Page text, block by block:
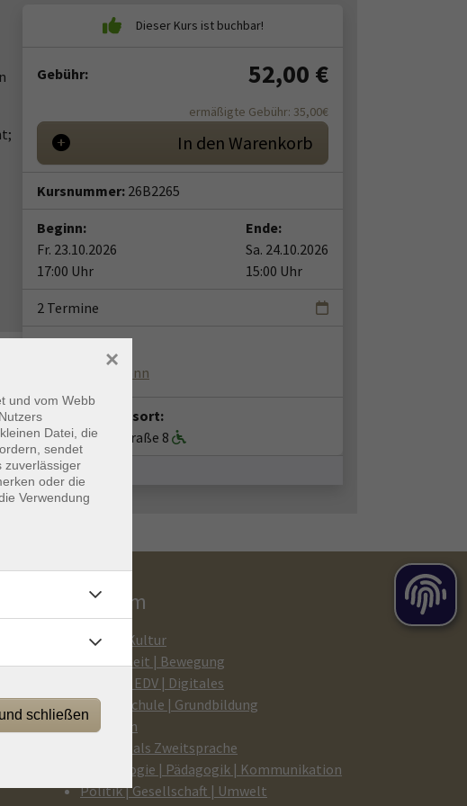
Gebühr: 52,00 €
ermäßigte Gebühr: 35,00€
In den Warenkorb
Kursnummer: 26B2265
Beginn:
Fr. 23.10.2026
17:00 Uhr
Ende:
Sa. 24.10.2026
15:00 Uhr
2 Termine
Monika Brörmann
Veranstaltungsort:
vhs I os, Bergstraße 8
Programm
Kunst | Kultur
Gesundheit | Bewegung
Medien | EDV | Digitales
Beruf | Schule | Grundbildung
Sprachen
Deutsch als Zweitsprache
Psychologie | Pädagogik | Kommunikation
Politik | Gesellschaft | Umwelt
und vom Webb
Datei, die
sendet
zuverlässiger
oder die
Verwendung
×
schließen